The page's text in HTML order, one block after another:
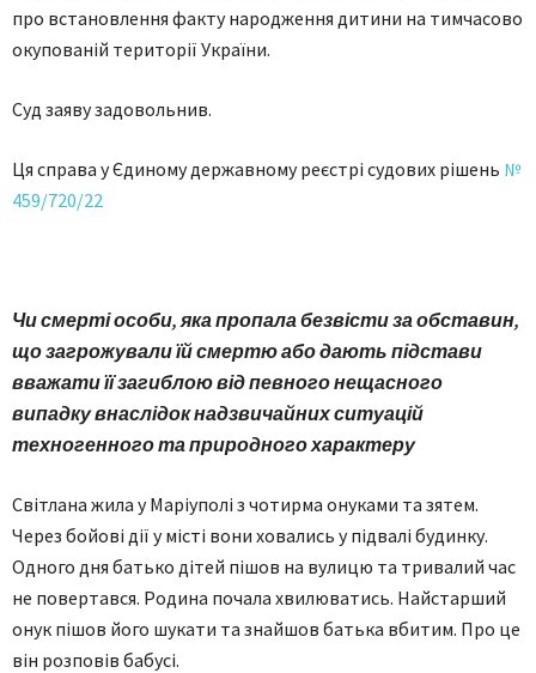
про встановлення факту народження дитини на тимчасово
окупованій території України.
Суд заяву задовольнив.
Ця справа у Єдиному державному реєстрі судових рішень №
459/720/22
Чи смерті особи, яка пропала безвісти за обставин,
що загрожували їй смертю або дають підстави
вважати її загиблою від певного нещасного
випадку внаслідок надзвичайних ситуацій
техногенного та природного характеру
Світлана жила у Маріуполі з чотирма онуками та зятем.
Через бойові дії у місті вони ховались у підвалі будинку.
Одного дня батько дітей пішов на вулицю та тривалий час
не повертався. Родина почала хвилюватись. Найстарший
онук пішов його шукати та знайшов батька вбитим. Про це
він розповів бабусі.